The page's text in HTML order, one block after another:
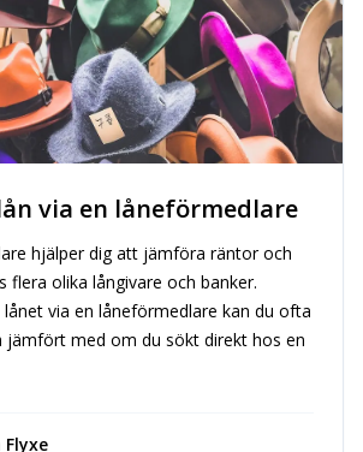
via en låneförmedlare
hjälper dig att jämföra räntor och
flera olika långivare och banker.
via en låneförmedlare kan du ofta
jämfört med om du sökt direkt hos en
Flyxe